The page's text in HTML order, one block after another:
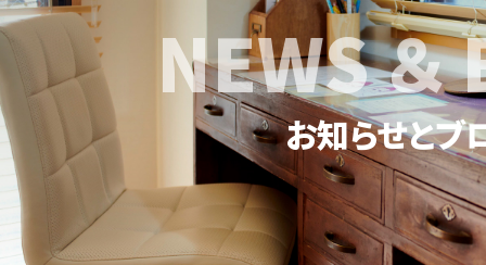
NEWS ＆
お知らせとブ